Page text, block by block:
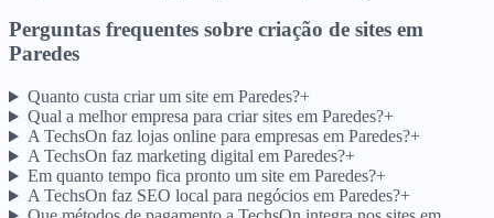
Perguntas frequentes sobre criação de sites em
Paredes
Quanto custa criar um site em Paredes?+
Qual a melhor empresa para criar sites em Paredes?+
A TechsOn faz lojas online para empresas em Paredes?+
A TechsOn faz marketing digital em Paredes?+
Em quanto tempo fica pronto um site em Paredes?+
A TechsOn faz SEO local para negócios em Paredes?+